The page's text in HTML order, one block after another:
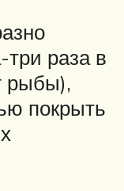
раза в
рыбы),
покрыть